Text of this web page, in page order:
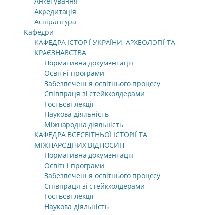
Акредитація
Аспірантура
Кафедри
КАФЕДРА ІСТОРІЇ УКРАЇНИ, АРХЕОЛОГІЇ ТА
КРАЄЗНАВСТВА
Нормативна документація
Освітні програми
Забезпечення освітнього процесу
Співпраця зі стейкхолдерами
Гостьові лекції
Наукова діяльність
Міжнародна діяльність
КАФЕДРА ВСЕСВІТНЬОЇ ІСТОРІЇ ТА
МІЖНАРОДНИХ ВІДНОСИН
Нормативна документація
Освітні програми
Забезпечення освітнього процесу
Співпраця зі стейкхолдерами
Гостьові лекції
Наукова діяльність